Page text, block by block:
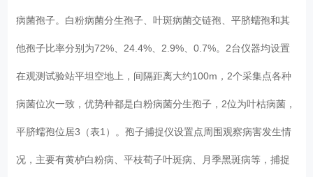
病菌孢子。白粉病菌分生孢子、叶斑病菌交链孢、平脐蠕孢和其
他孢子比率分别为72%、24.4%、2.9%、0.7%。2台仪器均设置
在观测试验站平坦空地上，间隔距离大约100m，2个采集点各种
病菌位次一致，优势种都是白粉病菌分生孢子，2位为叶枯病菌，
平脐蠕孢位居3（表1）。孢子捕捉仪设置点周围观察病害发生情
况，主要有黄栌白粉病、平枝荀子叶斑病、月季黑斑病等，捕捉